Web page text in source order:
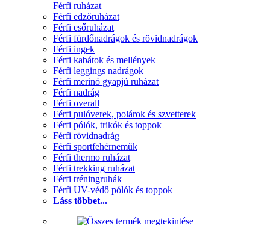
Férfi ruházat
Férfi edzőruházat
Férfi esőruházat
Férfi fürdőnadrágok és rövidnadrágok
Férfi ingek
Férfi kabátok és mellények
Férfi leggings nadrágok
Férfi merinó gyapjú ruházat
Férfi nadrág
Férfi overall
Férfi pulóverek, polárok és szvetterek
Férfi pólók, trikók és toppok
Férfi rövidnadrág
Férfi sportfehérneműk
Férfi thermo ruházat
Férfi trekking ruházat
Férfi tréningruhák
Férfi UV-védő pólók és toppok
Láss többet...